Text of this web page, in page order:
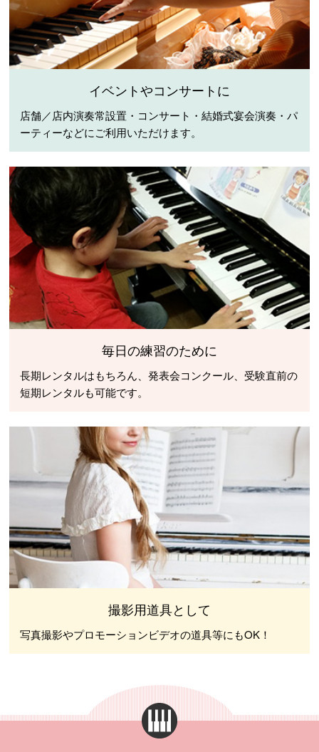
イベントやコンサートに
店舗／店内演奏常設置・コンサート・結婚式宴会演奏・パ
ーティーなどにご利用いただけます。
毎日の練習のために
長期レンタルはもちろん、発表会コンクール、受験直前の
短期レンタルも可能です。
撮影用道具として
写真撮影やプロモーションビデオの道具等にもOK！